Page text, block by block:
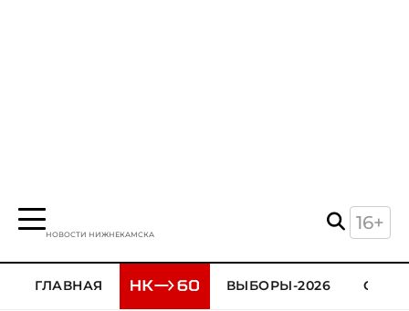
НОВОСТИ НИЖНЕКАМСКА
16+
ГЛАВНАЯ ВЫБОРЫ-2026